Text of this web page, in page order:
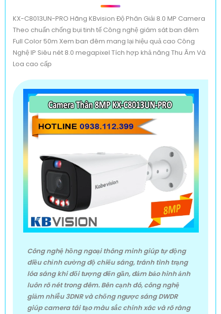
( 5%-35% )
Top 5 Camera Có Màu Ban Đêm
KX-C8013UN-PRO Hãng KBvision Độ Phân Giải 8.0 MP Camera
Theo chuẩn chống bụi tinh tế Công nghệ giám sát ban đêm
Full Color 50m Xem ban đêm mang lại hiệu quả cao Công
Nghệ IP Siêu nét 8.0 megapixel Tích hợp khả năng Thu Âm Và
Loa cao cấp
Công nghệ hồng ngoại thông minh giúp tự động
điều chỉnh cường độ chiếu sáng, tránh tình trạng
lóa sáng khi đối tượng đến gần, đảm bảo hình ảnh
luôn rõ nét trong đêm. Bên cạnh đó, công nghệ
giảm nhiễu 3DNR và chống ngược sáng DWDR
giúp camera tái tạo màu sắc chính xác và rõ ràng